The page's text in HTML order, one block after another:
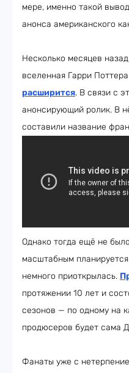
мере, именно такой
анонса американского
Несколько месяцев
вселенная Гарри
расширится. В связи с
анонсирующий ролик. В
составили название
Однако тогда ещё не
масштабным
немного приоткрылась.
протяжении 10 лет и
сезонов — по одному на
продюсеров будет сама
Фанаты уже с